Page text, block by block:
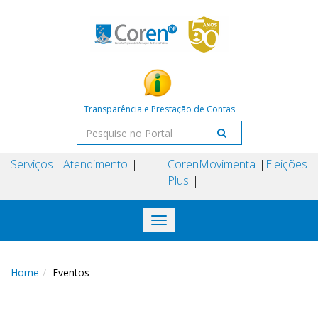
Transparência e Prestação de Contas
Serviços Atendimento
Coren
Plus
Movimenta Eleições
Toggle
navigation
Home Eventos